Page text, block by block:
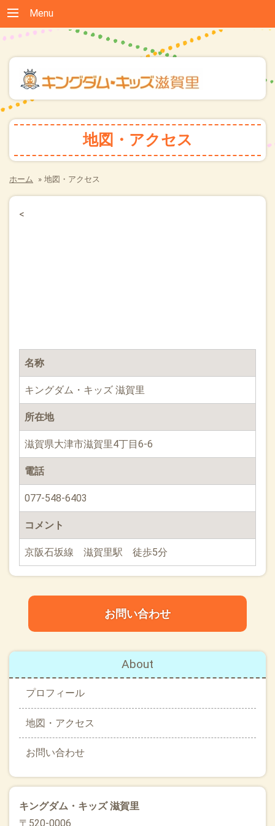
Menu
地図・アクセス
ホーム » 地図・アクセス
<
名称
キングダム・キッズ 滋賀里
所在地
滋賀県大津市滋賀里4丁目6-6
電話
077-548-6403
コメント
京阪石坂線 滋賀里駅 徒歩5分
お問い合わせ
About
プロフィール
地図・アクセス
お問い合わせ
キングダム・キッズ 滋賀里
〒520-0006